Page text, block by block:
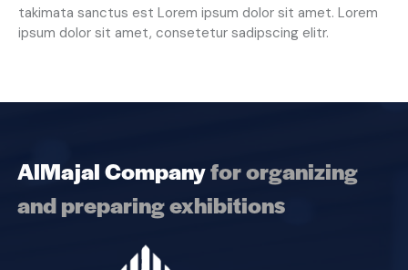
takimata sanctus est Lorem ipsum dolor sit amet. Lorem
ipsum dolor sit amet, consetetur sadipscing elitr.
AlMajal Companyfor organizing
and preparing exhibitions